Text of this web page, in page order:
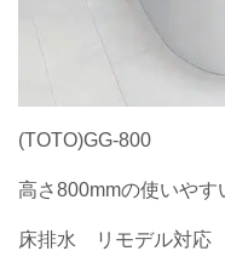
(TOTO)GG-800
高さ800mmの使いやす
床排水 リモデル対応